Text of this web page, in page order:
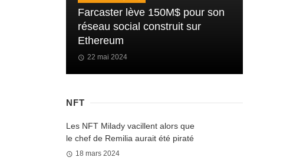
Farcaster lève 150M$ pour son
réseau social construit sur
Ethereum
22 mai 2024
NFT
Les NFT Milady vacillent alors que
le chef de Remilia aurait été piraté
18 mars 2024